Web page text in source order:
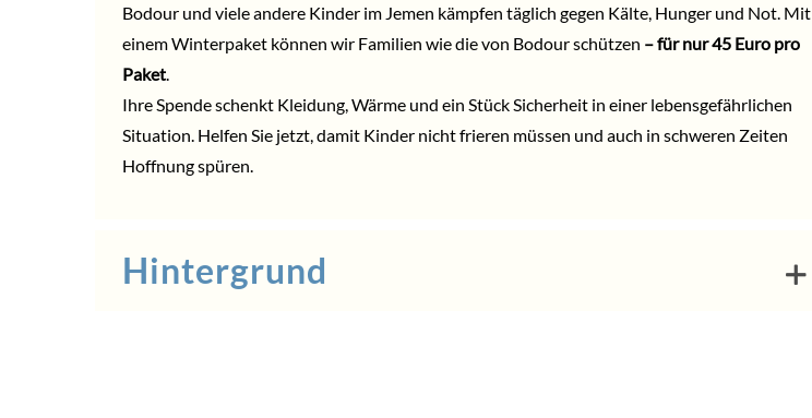
Bodour und viele andere Kinder im Jemen kämpfen täglich gegen Kälte, Hunger und Not. Mit
einem Winterpaket können wir Familien wie die von Bodour schützen – für nur 45 Euro pro
Paket.
IhreSpendeschenkt Kleidung, Wärme und ein Stück Sicherheit in einer lebensgefährlichen
Situation. Helfen Sie jetzt, damit Kinder nicht frieren müssen und auch in schweren Zeiten
Hoffnung spüren.
Hintergrund